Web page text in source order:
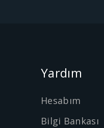
Yardım
Hesabım
Bilgi Bankası